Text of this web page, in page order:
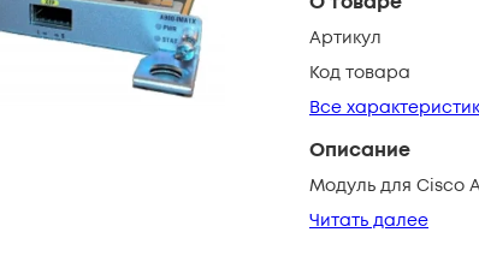
Артикул
Код товара
Все
Описание
Модуль для Cisco
Читать далее